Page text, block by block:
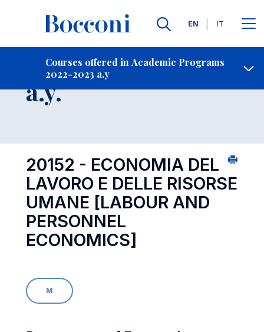
Languages
EN IT
Courses offered in Academic Programs
2022-2023 a.y
Contact Us
Course 2022-2023
a.y.
20152 - ECONOMIA DEL
LAVORO E DELLE RISORSE
UMANE [LABOUR AND
PERSONNEL
ECONOMICS]
M